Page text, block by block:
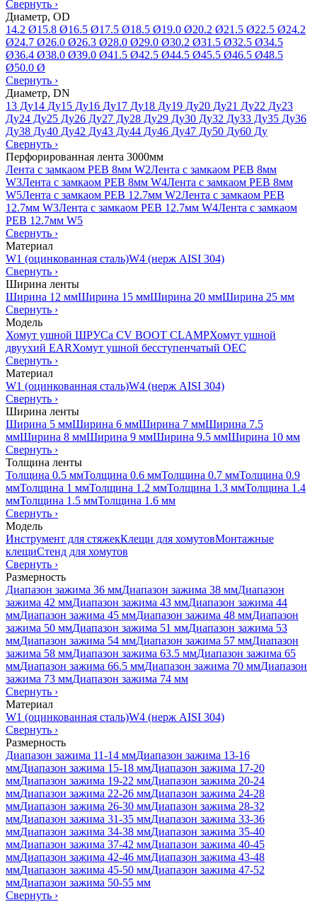
Свернуть ›
Диаметр, OD
14.2 Ø15.8 Ø16.5 Ø17.5 Ø18.5 Ø19.0 Ø20.2 Ø21.5 Ø22.5 Ø24.2
Ø24.7 Ø26.0 Ø26.3 Ø28.0 Ø29.0 Ø30.2 Ø31.5 Ø32.5 Ø34.5
Ø36.4 Ø38.0 Ø39.0 Ø41.5 Ø42.5 Ø44.5 Ø45.5 Ø46.5 Ø48.5
Ø50.0 Ø
Свернуть ›
Диаметр, DN
13 Ду14 Ду15 Ду16 Ду17 Ду18 Ду19 Ду20 Ду21 Ду22 Ду23
Ду24 Ду25 Ду26 Ду27 Ду28 Ду29 Ду30 Ду32 Ду33 Ду35 Ду36
Ду38 Ду40 Ду42 Ду43 Ду44 Ду46 Ду47 Ду50 Ду60 Ду
Свернуть ›
Перфорированная лента 3000мм
Лента с замкаом PEB 8мм W2Лента с замкаом PEB 8мм
W3Лента с замкаом PEB 8мм W4Лента с замкаом PEB 8мм
W5Лента с замкаом PEB 12.7мм W2Лента с замкаом PEB
12.7мм W3Лента с замкаом PEB 12.7мм W4Лента с замкаом
PEB 12.7мм W5
Свернуть ›
Материал
W1 (оцинкованная сталь)W4 (нерж AISI 304)
Свернуть ›
Ширина ленты
Ширина 12 ммШирина 15 ммШирина 20 ммШирина 25 мм
Свернуть ›
Модель
Хомут ушной ШРУСа CV BOOT CLAMPХомут ушной
двуухий EARХомут ушной бесступенчатый OEC
Свернуть ›
Материал
W1 (оцинкованная сталь)W4 (нерж AISI 304)
Свернуть ›
Ширина ленты
Ширина 5 ммШирина 6 ммШирина 7 ммШирина 7.5
ммШирина 8 ммШирина 9 ммШирина 9.5 ммШирина 10 мм
Свернуть ›
Толщина ленты
Толщина 0.5 ммТолщина 0.6 ммТолщина 0.7 ммТолщина 0.9
ммТолщина 1 ммТолщина 1.2 ммТолщина 1.3 ммТолщина 1.4
ммТолщина 1.5 ммТолщина 1.6 мм
Свернуть ›
Модель
Инструмент для стяжекКлещи для хомутовМонтажные
клещиСтенд для хомутов
Свернуть ›
Размерность
Диапазон зажима 36 ммДиапазон зажима 38 ммДиапазон
зажима 42 ммДиапазон зажима 43 ммДиапазон зажима 44
ммДиапазон зажима 45 ммДиапазон зажима 48 ммДиапазон
зажима 50 ммДиапазон зажима 51 ммДиапазон зажима 53
ммДиапазон зажима 54 ммДиапазон зажима 57 ммДиапазон
зажима 58 ммДиапазон зажима 63.5 ммДиапазон зажима 65
ммДиапазон зажима 66.5 ммДиапазон зажима 70 ммДиапазон
зажима 73 ммДиапазон зажима 74 мм
Свернуть ›
Материал
W1 (оцинкованная сталь)W4 (нерж AISI 304)
Свернуть ›
Размерность
Диапазон зажима 11-14 ммДиапазон зажима 13-16
ммДиапазон зажима 15-18 ммДиапазон зажима 17-20
ммДиапазон зажима 19-22 ммДиапазон зажима 20-24
ммДиапазон зажима 22-26 ммДиапазон зажима 24-28
ммДиапазон зажима 26-30 ммДиапазон зажима 28-32
ммДиапазон зажима 31-35 ммДиапазон зажима 33-36
ммДиапазон зажима 34-38 ммДиапазон зажима 35-40
ммДиапазон зажима 37-42 ммДиапазон зажима 40-45
ммДиапазон зажима 42-46 ммДиапазон зажима 43-48
ммДиапазон зажима 45-50 ммДиапазон зажима 47-52
ммДиапазон зажима 50-55 мм
Свернуть ›